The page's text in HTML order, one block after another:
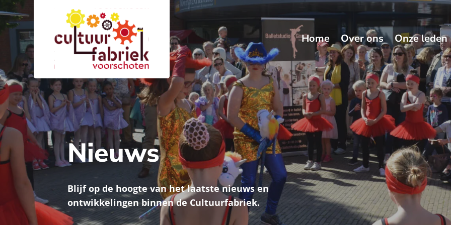
Home Over ons Onze leden
Nieuws
Blijf op de hoogte van het laatste nieuws en
ontwikkelingen binnen de Cultuurfabriek.